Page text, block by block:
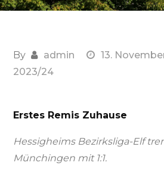
By admin 13.
2023/24
Erstes Remis Zuhause
Hessigheims Bezirksliga-Elf
Münchingen mit 1:1.